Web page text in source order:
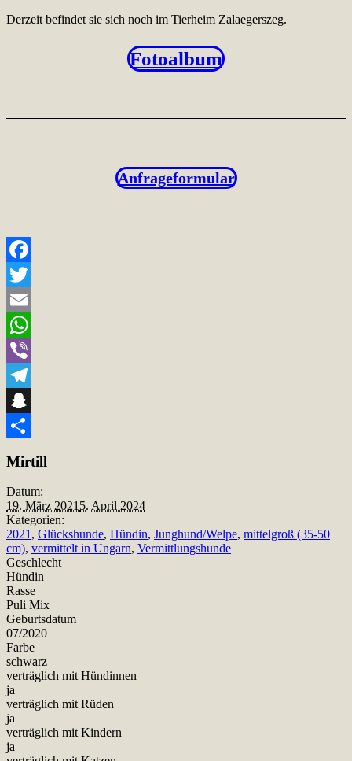
Derzeit befindet sie sich noch im Tierheim Zalaegerszeg.
Fotoalbum
Anfrageformular
Facebook
Twitter
Email
WhatsApp
Viber
Telegram
Snapchat
Mirtill
Datum:
19. März 2021 5. April 2024
Kategorien:
2021 , Glückshunde, Hündin, Junghund/Welpe, mittelgroß (35-50
cm), vermittelt in Ungarn, Vermittlungshunde
Geschlecht
Hündin
Rasse
Puli Mix
Geburtsdatum
07/2020
Farbe
schwarz
verträglich mit Hündinnen
ja
verträglich mit Rüden
ja
verträglich mit Kindern
ja